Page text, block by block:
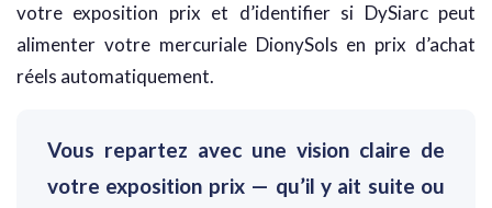
votre exposition prix et d’identifier si DySiarc peut
alimenter votre mercuriale DionySols en prix d’achat
réels automatiquement.
Vous repartez avec une vision claire de
votre exposition prix — qu’il y ait suite ou